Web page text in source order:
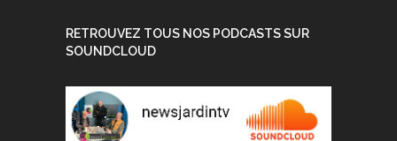
RETROUVEZ TOUS NOS PODCASTS SUR
SOUNDCLOUD